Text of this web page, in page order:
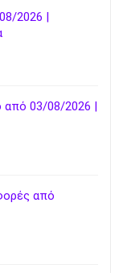
2026 |
από 03/08/2026 |
από